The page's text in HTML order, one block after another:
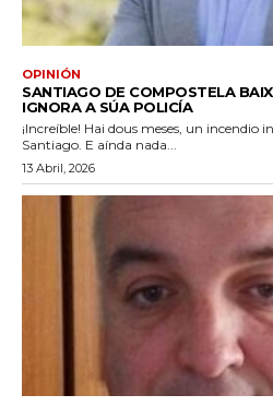
OPINIÓN
SANTIAGO DE COMPOSTELA
IGNORA A SÚA POLICÍA
¡Increíble! Hai dous meses, un
Santiago. E aínda nada...
13 Abril, 2026